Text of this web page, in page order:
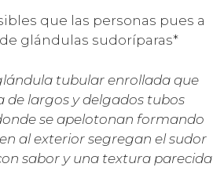
que las personas pues a
glándulas sudoríparas*
tubular enrollada que
de largos y delgados tubos
se apelotonan formando
al exterior segregan el sudor
sabor y una textura parecida